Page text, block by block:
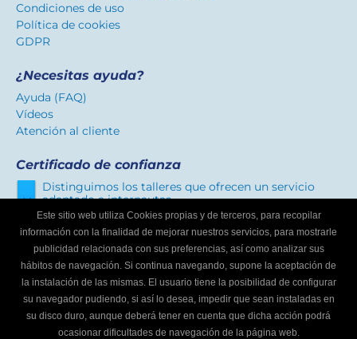
Condiciones de uso
Política de cookies
GDPR
¿Necesitas ayuda?
Ayuda (FAQ)
Vídeos
Atención al cliente
Certificado de confianza
Distinguimos los talleres que ofrecen un servicio
adaptado a internautas.
¿Eres un taller mecánico?
Escríbenos y te informaremos cómo formar parte de
Buscador de talleres.
Infórmate
Este sitio web utiliza Cookies propias y de terceros, para recopilar
información con la finalidad de mejorar nuestros servicios, para mostrarle
publicidad relacionada con sus preferencias, así como analizar sus
hábitos de navegación. Si continua navegando, supone la aceptación de
la instalación de las mismas. El usuario tiene la posibilidad de configurar
su navegador pudiendo, si así lo desea, impedir que sean instaladas en
su disco duro, aunque deberá tener en cuenta que dicha acción podrá
ocasionar dificultades de navegación de la página web.